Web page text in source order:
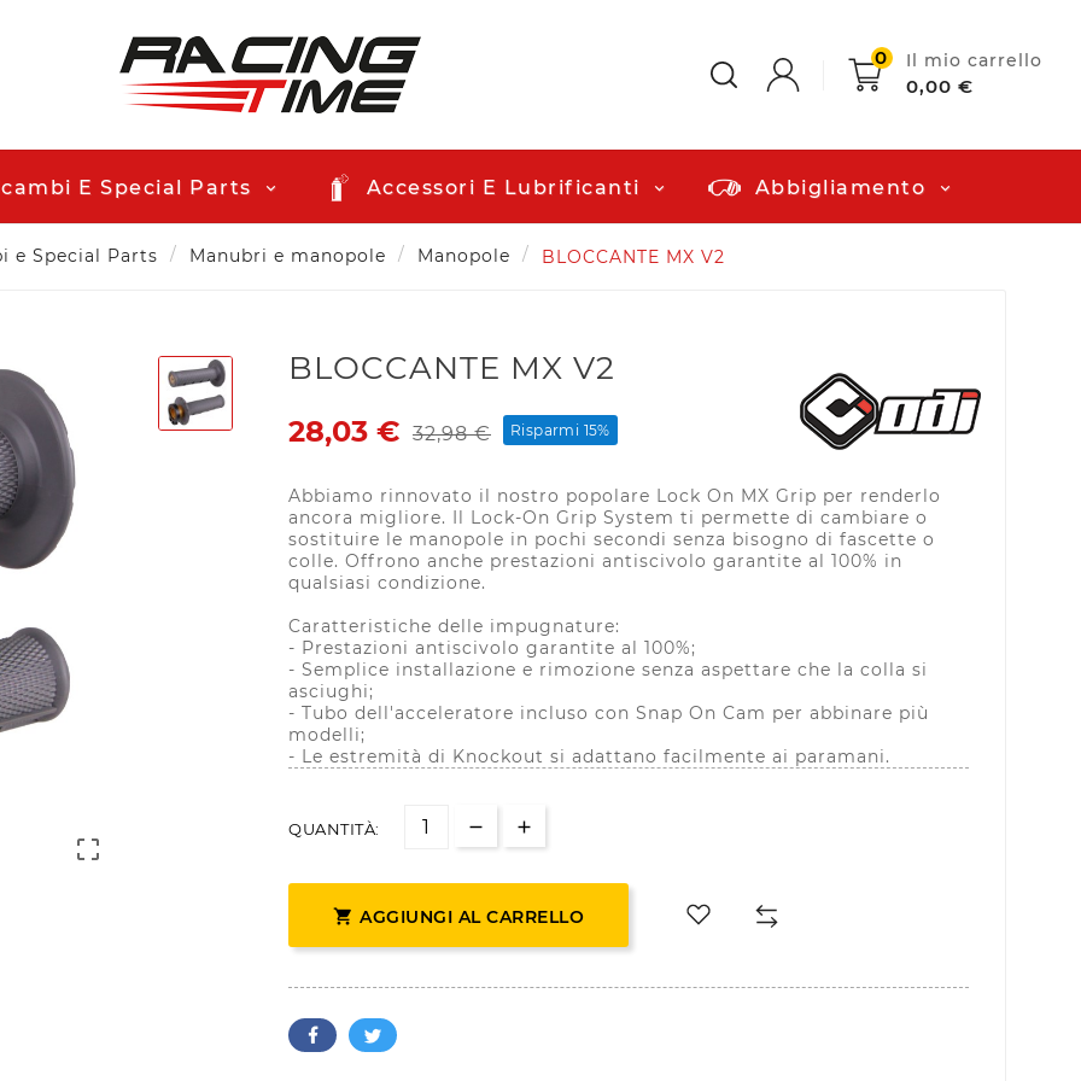
0 Il mio carrello
0,00 €
E Special Parts Accessori E Lubrificanti Abbigliamento
e Special Parts Manubri e manopole Manopole BLOCCANTE MX V2

BLOCCANTE MX V2
28,03 € 32,98 € Risparmi 15%
Abbiamo rinnovato il nostro popolare Lock On MX Grip per renderlo
ancora migliore. Il Lock-On Grip System ti permette di cambiare o
sostituire le manopole in pochi secondi senza bisogno di fascette o
colle. Offrono anche prestazioni antiscivolo garantite al 100% in
qualsiasi condizione.
Caratteristiche delle impugnature:
- Prestazioni antiscivolo garantite al 100%;
- Semplice installazione e rimozione senza aspettare che la colla si
asciughi;
- Tubo dell'acceleratore incluso con Snap On Cam per abbinare più
modelli;
- Le estremità di Knockout si adattano facilmente ai paramani.
QUANTITÀ:
 AGGIUNGI AL CARRELLO